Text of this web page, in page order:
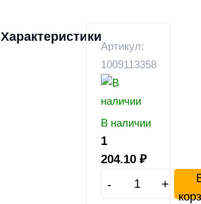
Характеристики
Артикул:
1009113358
В наличии
1
204.10 ₽
- +